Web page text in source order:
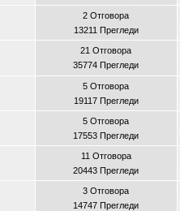
2 Отговора
13211 Прегледи
21 Отговора
35774 Прегледи
5 Отговора
19117 Прегледи
5 Отговора
17553 Прегледи
11 Отговора
20443 Прегледи
3 Отговора
14747 Прегледи